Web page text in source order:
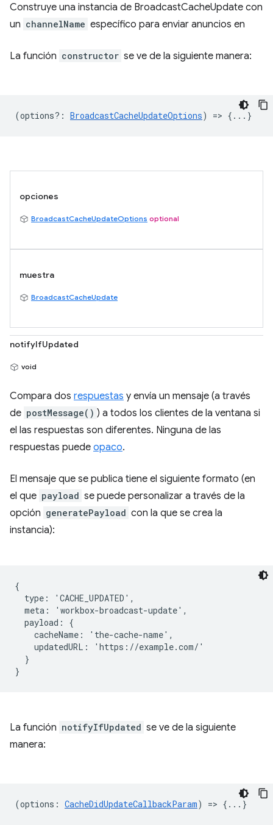
Construye una instancia de BroadcastCacheUpdate con
un channelName específico para enviar anuncios en
La función constructor se ve de la siguiente manera:
(options? : BroadcastCacheUpdateOptions) => {...}
opciones
BroadcastCacheUpdateOptions optional
muestra
BroadcastCacheUpdate
notifyIfUpdated
void
Compara dos respuestas y envía un mensaje (a través
de postMessage() ) a todos los clientes de la ventana si
el las respuestas son diferentes. Ninguna de las
respuestas puede opaco.
El mensaje que se publica tiene el siguiente formato (en
el que payload se puede personalizar a través de la
opción generatePayload con la que se crea la
instancia):
{
  type: 'CACHE_UPDATED',
  meta: 'workbox-broadcast-update',
  payload: {
    cacheName: 'the-cache-name',
    updatedURL: 'https://example.com/'
  }
La función notifyIfUpdated se ve de la siguiente
manera:
(options : CacheDidUpdateCallbackParam) => {...}